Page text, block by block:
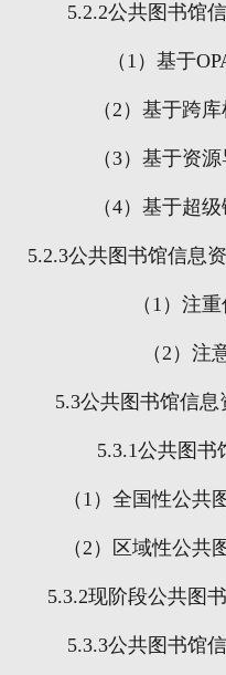
5.2.2公共图书馆
（ 1 ）基于
（2 ）基于跨
（3）基于资
（4）基于超
5.2.3公共图书馆信息
（ 1 ）注
（2 ）注
5.3公共图书馆信
5.3.1公共图书
（ 1 ）全国性公共
（2 ）区域性公共
5.3.2现阶段公共图
5.3.3公共图书馆